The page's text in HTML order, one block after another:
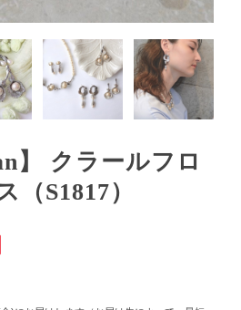
】 クラールフロ
（S1817）